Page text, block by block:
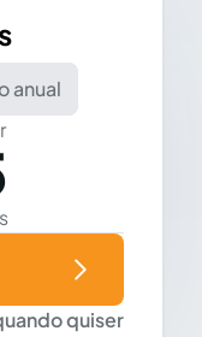
anual
quiser